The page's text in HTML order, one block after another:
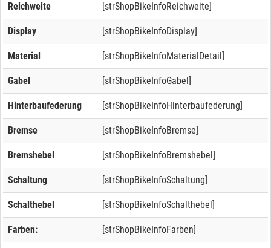
Reichweite [strShopBikeInfoReichweite]
Display [strShopBikeInfoDisplay]
Material [strShopBikeInfoMaterialDetail]
Gabel [strShopBikeInfoGabel]
Hinterbaufederung [strShopBikeInfoHinterbaufederung]
Bremse [strShopBikeInfoBremse]
Bremshebel [strShopBikeInfoBremshebel]
Schaltung [strShopBikeInfoSchaltung]
Schalthebel [strShopBikeInfoSchalthebel]
Farben: [strShopBikeInfoFarben]